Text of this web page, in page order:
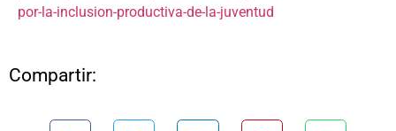
por-la-inclusion-productiva-de-la-juventud
Compartir: